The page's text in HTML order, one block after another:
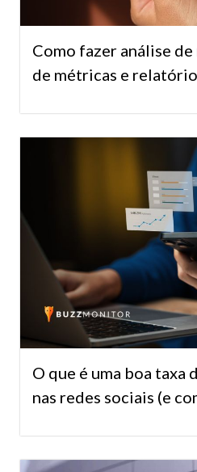
Como fazer análise
de métricas e
O que é uma boa taxa
nas redes sociais (e